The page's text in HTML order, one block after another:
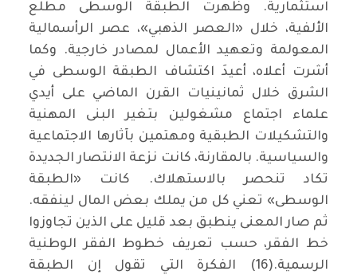
استثمارية. وظهرت الطبقة الوسطى مطلع
الألفية، خلال «العصر الذهبي»، عصر الرأسمالية
المعولمة وتعهيد الأعمال لمصادر خارجية. وكما
أشرت أعلاه، أعيدَ اكتشاف الطبقة الوسطى في
الشرق خلال ثمانينيات القرن الماضي على أيدي
علماء اجتماع مشغولين بتغير البنى المهنية
والتشكيلات الطبقية ومهتمين بآثارها الاجتماعية
والسياسية. بالمقارنة، كانت نزعة الانتصار الجديدة
تكاد تنحصر بالاستهلاك. كانت «الطبقة
الوسطى» تعني كل من يملك بعض المال لينفقه.
ثم صار المعنى ينطبق بعد قليل على الذين تجاوزوا
خط الفقر، حسب تعريف خطوط الفقر الوطنية
الرسمية.(16) الفكرة التي تقول إن الطبقة